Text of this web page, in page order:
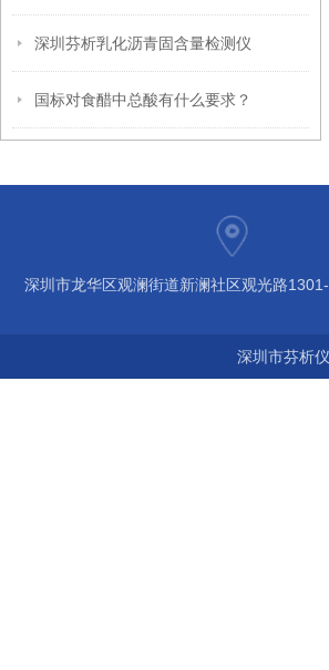
深圳芬析乳化沥青固含量检测仪
国标对食醋中总酸有什么要求？
深圳市龙华区观澜街道新澜社区观光路
深圳市芬析